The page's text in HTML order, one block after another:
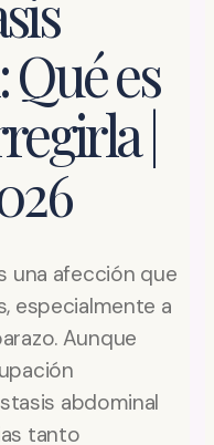
es
|
una afección que
especialmente a
Aunque
abdominal
tanto